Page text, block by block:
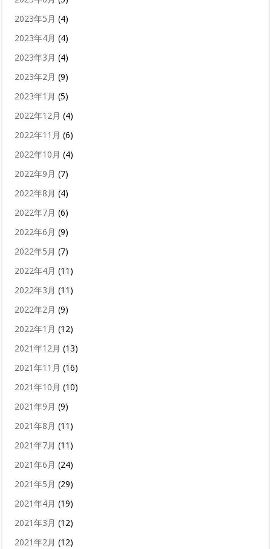
2023年5月 (4)
2023年4月 (4)
2023年3月 (4)
2023年2月 (9)
2023年1月 (5)
2022年12月 (4)
2022年11月 (6)
2022年10月 (4)
2022年9月 (7)
2022年8月 (4)
2022年7月 (6)
2022年6月 (9)
2022年5月 (7)
2022年4月 (11)
2022年3月 (11)
2022年2月 (9)
2022年1月 (12)
2021年12月 (13)
2021年11月 (16)
2021年10月 (10)
2021年9月 (9)
2021年8月 (11)
2021年7月 (11)
2021年6月 (24)
2021年5月 (29)
2021年4月 (19)
2021年3月 (12)
2021年2月 (12)